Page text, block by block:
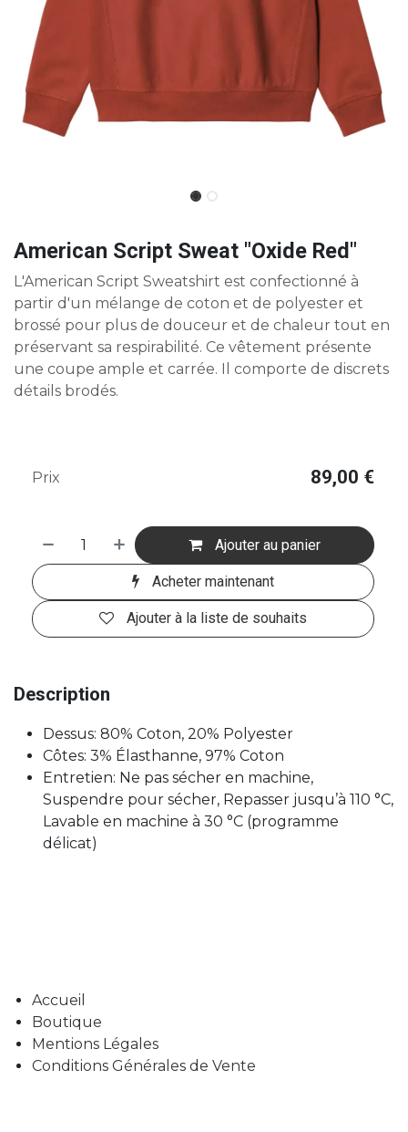
American Script Sweat "Oxide Red"
L'American Script Sweatshirt est confectionné à
partir d'un mélange de coton et de polyester et
brossé pour plus de douceur et de chaleur tout en
préservant sa respirabilité. Ce vêtement présente
une coupe ample et carrée. Il comporte de discrets
détails brodés.
Ajouter au panier
Acheter maintenant
Ajouter à la liste de souhaits
Prix 89,00 €
Description
Dessus: 80% Coton, 20% Polyester
Côtes: 3% Élasthanne, 97% Coton
Entretien: Ne pas sécher en machine,
Suspendre pour sécher, Repasser jusqu’à 110 °C,
Lavable en machine à 30 °C (programme
délicat)
Accueil
Boutique
Mentions Légales
Conditions Générales de Vente